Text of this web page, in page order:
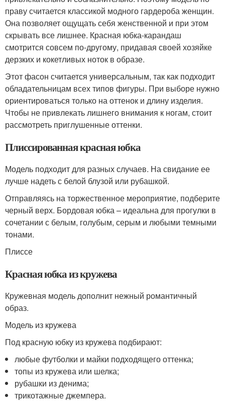
праву считается классикой модного гардероба женщин.
Она позволяет ощущать себя женственной и при этом
скрывать все лишнее. Красная юбка-карандаш
смотрится совсем по-другому, придавая своей хозяйке
дерзких и кокетливых ноток в образе.
Этот фасон считается универсальным, так как подходит
обладательницам всех типов фигуры. При выборе нужно
ориентироваться только на оттенок и длину изделия.
Чтобы не привлекать лишнего внимания к ногам, стоит
рассмотреть приглушенные оттенки.
Плиссированная красная юбка
Модель подходит для разных случаев. На свидание ее
лучше надеть с белой блузой или рубашкой.
Отправляясь на торжественное мероприятие, подберите
черный верх. Бордовая юбка – идеальна для прогулки в
сочетании с белым, голубым, серым и любыми темными
тонами.
Плиссе
Красная юбка из кружева
Кружевная модель дополнит нежный романтичный
образ.
Модель из кружева
Под красную юбку из кружева подбирают:
любые футболки и майки подходящего оттенка;
топы из кружева или шелка;
рубашки из денима;
трикотажные джемпера.